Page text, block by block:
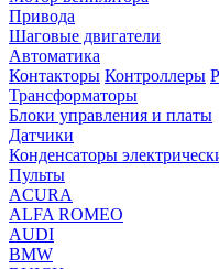
Привода
Шаговые двигатели
Автоматика
Контакторы Контроллеры
Трансформаторы
Блоки управления и платы
Датчики
Конденсаторы
Пульты
ACURA
ALFA ROMEO
AUDI
BMW